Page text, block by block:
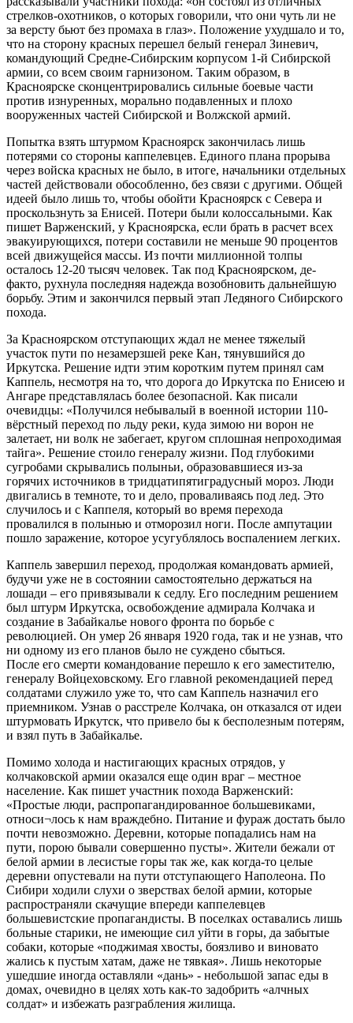
стрелков-охотников, о которых говорили, что они чуть ли не
за версту бьют без промаха в глаз». Положение ухудшало и то,
что на сторону красных перешел белый генерал Зиневич,
командующий Средне-Сибирским корпусом 1-й Сибирской
армии, со всем своим гарнизоном. Таким образом, в
Красноярске сконцентрировались сильные боевые части
против изнуренных, морально подавленных и плохо
вооруженных частей Сибирской и Волжской армий.
Попытка взять штурмом Красноярск закончилась лишь
потерями со стороны каппелевцев. Единого плана прорыва
через войска красных не было, в итоге, начальники отдельных
частей действовали обособленно, без связи с другими. Общей
идеей было лишь то, чтобы обойти Красноярск с Севера и
проскользнуть за Енисей. Потери были колоссальными. Как
пишет Варженский, у Красноярска, если брать в расчет всех
эвакуирующихся, потери составили не меньше 90 процентов
всей движущейся массы. Из почти миллионной толпы
осталось 12-20 тысяч человек. Так под Красноярском, де-
факто, рухнула последняя надежда возобновить дальнейшую
борьбу. Этим и закончился первый этап Ледяного Сибирского
похода.
За Красноярском отступающих ждал не менее тяжелый
участок пути по незамерзшей реке Кан, тянувшийся до
Иркутска. Решение идти этим коротким путем принял сам
Каппель, несмотря на то, что дорога до Иркутска по Енисею и
Ангаре представлялась более безопасной. Как писали
очевидцы: «Получился небывалый в военной истории 110-
вёрстный переход по льду реки, куда зимою ни ворон не
залетает, ни волк не забегает, кругом сплошная непроходимая
тайга». Решение стоило генералу жизни. Под глубокими
сугробами скрывались полыньи, образовавшиеся из-за
горячих источников в тридцатипятиградусный мороз. Люди
двигались в темноте, то и дело, проваливаясь под лед. Это
случилось и с Каппеля, который во время перехода
провалился в полынью и отморозил ноги. После ампутации
пошло заражение, которое усугублялось воспалением легких.
Каппель завершил переход, продолжая командовать армией,
будучи уже не в состоянии самостоятельно держаться на
лошади – его привязывали к седлу. Его последним решением
был штурм Иркутска, освобождение адмирала Колчака и
создание в Забайкалье нового фронта по борьбе с
революцией. Он умер 26 января 1920 года, так и не узнав, что
ни одному из его планов было не суждено сбыться.
После его смерти командование перешло к его заместителю,
генералу Войцеховскому. Его главной рекомендацией перед
солдатами служило уже то, что сам Каппель назначил его
приемником. Узнав о расстреле Колчака, он отказался от идеи
штурмовать Иркутск, что привело бы к бесполезным потерям,
и взял путь в Забайкалье.
Помимо холода и настигающих красных отрядов, у
колчаковской армии оказался еще один враг – местное
население. Как пишет участник похода Варженский:
«Простые люди, распропагандированное большевиками,
относи¬лось к нам враждебно. Питание и фураж достать было
почти невозможно. Деревни, которые попадались нам на
пути, порою бывали совершенно пусты». Жители бежали от
белой армии в лесистые горы так же, как когда-то целые
деревни опустевали на пути отступающего Наполеона. По
Сибири ходили слухи о зверствах белой армии, которые
распространяли скачущие впереди каппелевцев
большевистские пропагандисты. В поселках оставались лишь
больные старики, не имеющие сил уйти в горы, да забытые
собаки, которые «поджимая хвосты, боязливо и виновато
жались к пустым хатам, даже не тявкая». Лишь некоторые
ушедшие иногда оставляли «дань» - небольшой запас еды в
домах, очевидно в целях хоть как-то задобрить «алчных
солдат» и избежать разграбления жилища.